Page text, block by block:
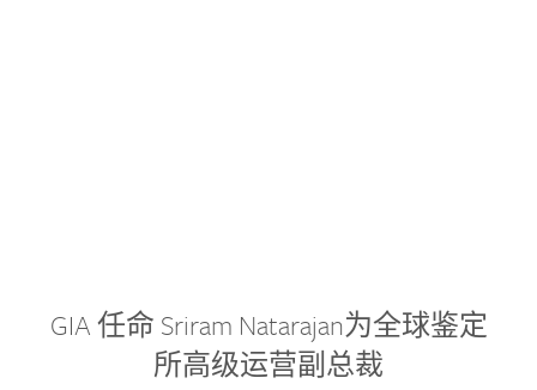
GIA 任命 Sriram Natarajan为全球鉴定
所高级运营副总裁